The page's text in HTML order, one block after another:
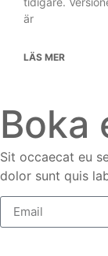
är
LÄS MER
Boka
Sit occaecat eu
dolor sunt quis